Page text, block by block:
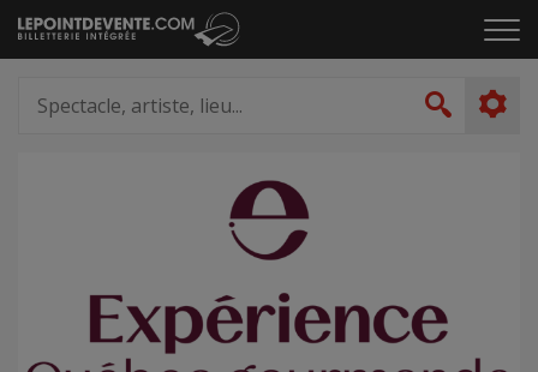
Passer
au
le
artiste,
lieu...